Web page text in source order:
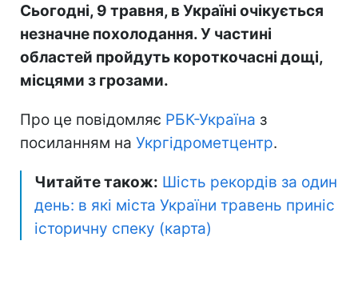
Сьогодні, 9 травня, в Україні очікується
незначне похолодання. У частині
областей пройдуть короткочасні дощі,
місцями з грозами.
Про це повідомляє РБК-Україна з
посиланням на Укргідрометцентр.
Читайте також: Шість рекордів за один
день: в які міста України травень приніс
історичну спеку (карта)